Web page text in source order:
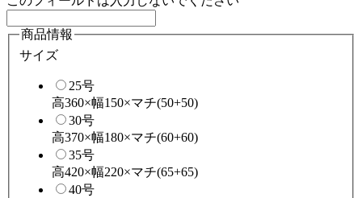
商品情報
サイズ
25号
高360×幅150×マチ(50+50)
30号
高370×幅180×マチ(60+60)
35号
高420×幅220×マチ(65+65)
40号